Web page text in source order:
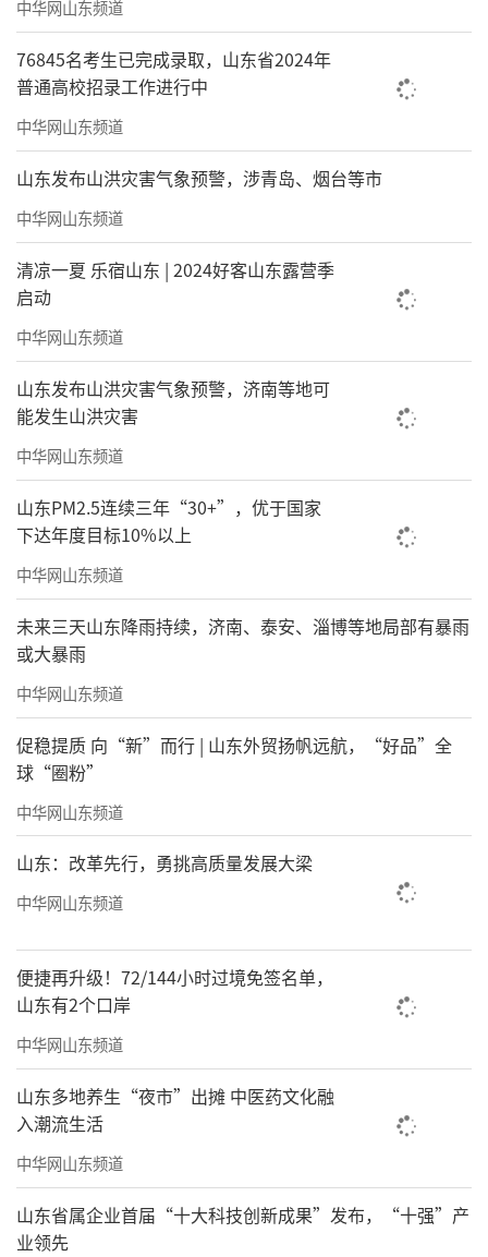
中华网山东频道
76845名考生已完成录取，山东省2024年
普通高校招录工作进行中
中华网山东频道
山东发布山洪灾害气象预警，涉青岛、烟台等市
中华网山东频道
清凉一夏 乐宿山东 | 2024好客山东露营季
启动
中华网山东频道
山东发布山洪灾害气象预警，济南等地可
能发生山洪灾害
中华网山东频道
山东PM2.5连续三年“30+”，优于国家
下达年度目标10%以上
中华网山东频道
未来三天山东降雨持续，济南、泰安、淄博等地局部有暴雨
或大暴雨
中华网山东频道
促稳提质 向“新”而行 | 山东外贸扬帆远航，“好品”全
球“圈粉”
中华网山东频道
山东：改革先行，勇挑高质量发展大梁
中华网山东频道
便捷再升级！72/144小时过境免签名单，
山东有2个口岸
中华网山东频道
山东多地养生“夜市”出摊 中医药文化融
入潮流生活
中华网山东频道
山东省属企业首届“十大科技创新成果”发布，“十强”产
业领先